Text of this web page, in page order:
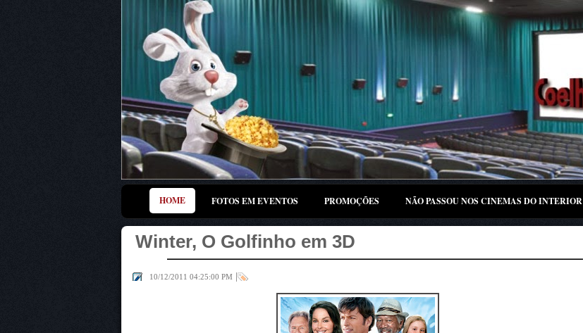
HOME FOTOS EM EVENTOS PROMOÇÕES NÃO PASSOU NOS CINEMAS DO INTERIOR
Winter, O Golfinho em 3D
10/12/2011 04:25:00 PM |